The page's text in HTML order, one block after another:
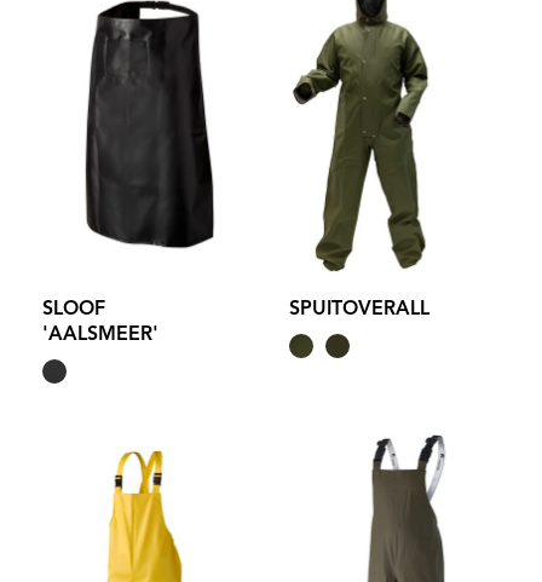
SLOOF
'AALSMEER'
SPUITOVERALL